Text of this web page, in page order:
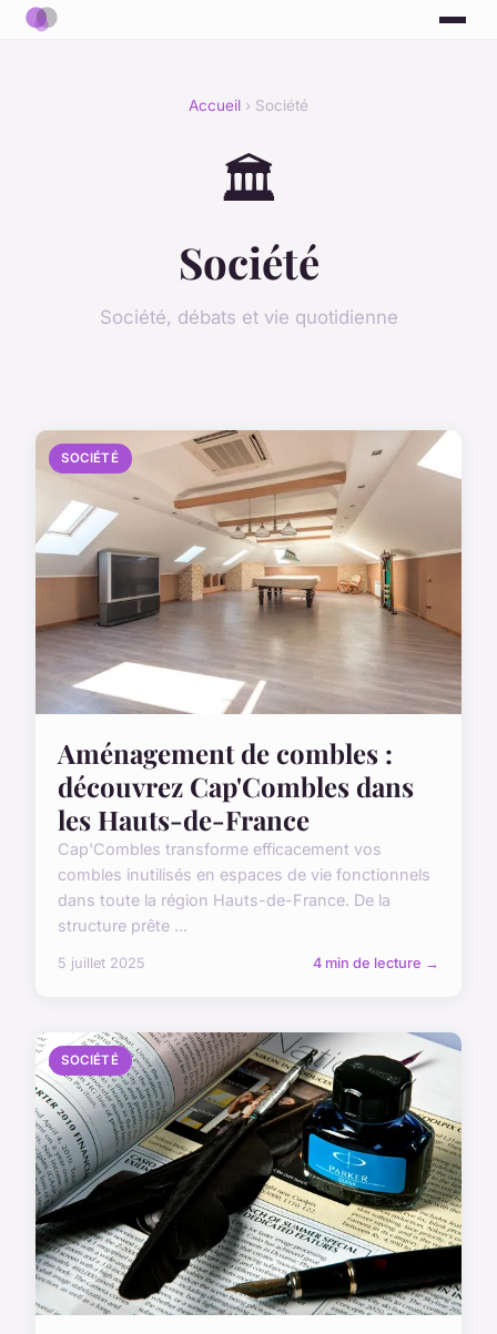
Accueil › Société
🏛️
Société
Société, débats et vie quotidienne
SOCIÉTÉ
Aménagement de combles :
découvrez Cap'Combles dans
les Hauts-de-France
Cap'Combles transforme efficacement vos
combles inutilisés en espaces de vie fonctionnels
dans toute la région Hauts-de-France. De la
structure prête ...
5 juillet 2025 4 min de lecture →
SOCIÉTÉ